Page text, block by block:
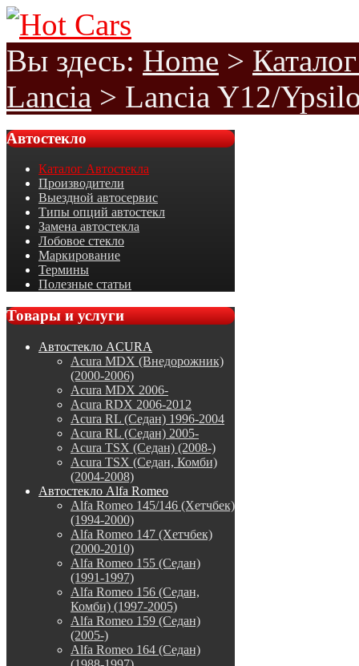
Вы здесь: Home >
Lancia > Lancia Y12/
Автостекло
Каталог Автостекла
Производители
Выездной автосервис
Типы опций автостекл
Замена автостекла
Лобовое стекло
Маркирование
Термины
Полезные статьи
Товарыи услуги
Автостекло ACURA
Acura MDX (Внедорожник)
(2000-2006)
Acura MDX 2006-
Acura RDX 2006-2012
Acura RL (Седан) 1996-2004
Acura RL (Седан) 2005-
Acura TSX (Седан) (2008-)
Acura TSX (Седан, Комби)
(2004-2008)
Автостекло Alfa Romeo
Alfa Romeo 145/146 (Хетчбек)
(1994-2000)
Alfa Romeo 147 (Хетчбек)
(2000-2010)
Alfa Romeo 155 (Седан)
(1991-1997)
Alfa Romeo 156 (Седан,
Комби) (1997-2005)
Alfa Romeo 159 (Седан)
(2005-)
Alfa Romeo 164 (Седан)